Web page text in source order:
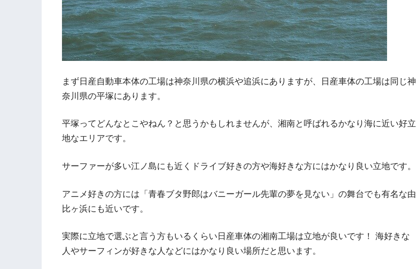
まず日産自動車本体の工場は神奈川県の横浜や追浜にありますが、日産車体の工場は同じ神
奈川県の平塚にあります。
平塚ってどんなとこやねん？と思うかもしれませんが、湘南と呼ばれるかなり海に近い好立
地なエリアです。
サーファーが多い江ノ島にも近くドライブ好きの方や海好きな方にはかなり良い立地です。
アニメ好きの方には「青春ブタ野郎はバニーガール先輩の夢を見ない」の舞台でも有名な由
比ヶ浜にも近いです。
実際に立地で選ぶと言う方もいるくらい日産車体の湘南工場は立地が良いです！ 海好きな
人やサーフィンが好きな人などにはかなり良い場所だと思います。